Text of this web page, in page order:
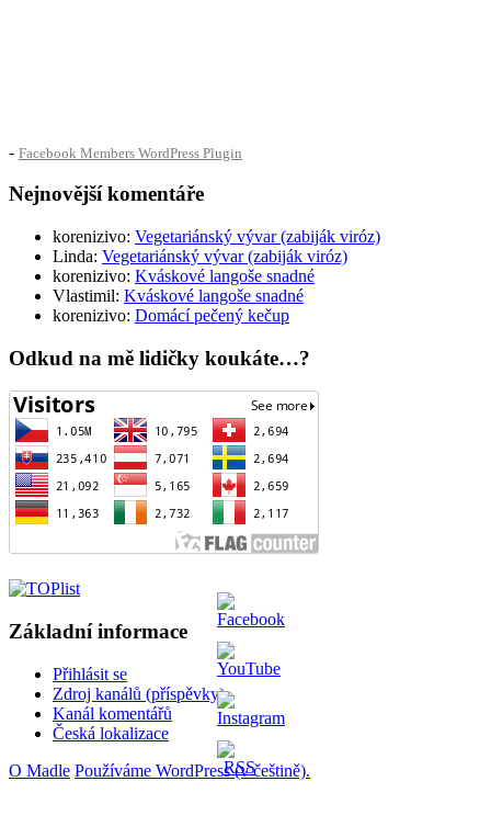
- Facebook Members WordPress Plugin
Nejnovější komentáře
korenizivo: Vegetariánský vývar (zabiják viróz)
Linda: Vegetariánský vývar (zabiják viróz)
korenizivo: Kváskové langoše snadné
Vlastimil: Kváskové langoše snadné
korenizivo: Domácí pečený kečup
Odkud na mě lidičky koukáte…?
Základní informace
Přihlásit se
Zdroj kanálů (příspěvky)
Kanál komentářů
Česká lokalizace
O Madle Používáme WordPress (v češtině).